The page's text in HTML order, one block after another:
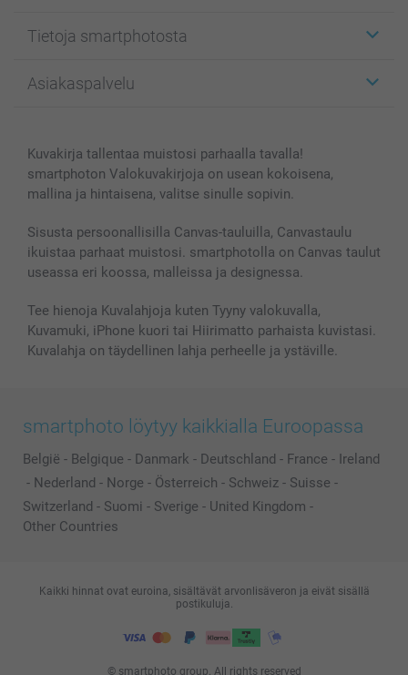
Kuvakortit
Kuvakirjat
Kännykkä & Tabletti
MyNameBook
Valokuvakehykset & Lisätarvikkeet
Lahjakortti
Kaikki kuvatuotteet
Tietoja smartphotosta
Affiliate ohjelma
Sivukartta
Ehdot/takuut
Asiakaspalvelu
smartbonus
Hinnat & maksutavat
Kuvakirja tallentaa muistosi parhaalla tavalla!
smartphoton Valokuvakirjoja on usean kokoisena,
mallina ja hintaisena, valitse sinulle sopivin.
Sisusta persoonallisilla Canvas-tauluilla, Canvastaulu
ikuistaa parhaat muistosi. smartphotolla on Canvas taulut
useassa eri koossa, malleissa ja designessa.
Tee hienoja Kuvalahjoja kuten Tyyny valokuvalla,
Kuvamuki, iPhone kuori tai Hiirimatto parhaista kuvistasi.
Kuvalahja on täydellinen lahja perheelle ja ystäville.
smartphoto löytyy kaikkialla Euroopassa
België - Belgique - Danmark - Deutschland - France - Ireland
- Nederland - Norge - Österreich - Schweiz - Suisse -
Switzerland - Suomi - Sverige - United Kingdom -
Other Countries
© smartphoto group. All rights reserved
Kaikki hinnat ovat euroina, sisältävät arvonlisäveron ja eivät sisällä
postikuluja.